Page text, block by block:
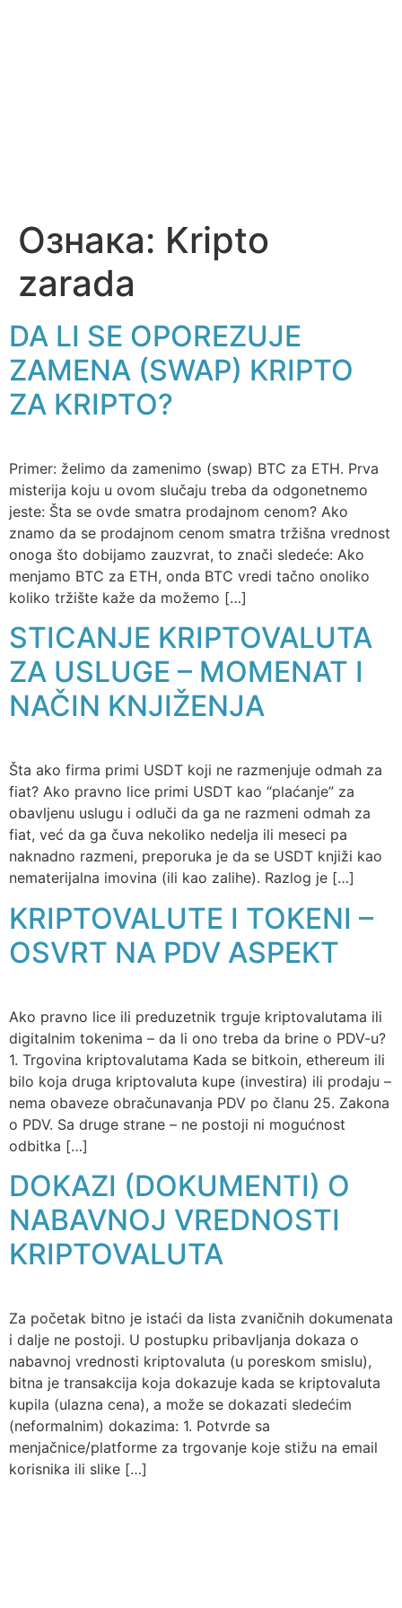
Ознака: Kripto
zarada
DA LI SE OPOREZUJE
ZAMENA (SWAP) KRIPTO
ZA KRIPTO?
Primer: želimo da zamenimo (swap) BTC za ETH. Prva
misterija koju u ovom slučaju treba da odgonetnemo
jeste: Šta se ovde smatra prodajnom cenom? Ako
znamo da se prodajnom cenom smatra tržišna vrednost
onoga što dobijamo zauzvrat, to znači sledeće: Ako
menjamo BTC za ETH, onda BTC vredi tačno onoliko
koliko tržište kaže da možemo […]
STICANJE KRIPTOVALUTA
ZA USLUGE – MOMENAT I
NAČIN KNJIŽENJA
Šta ako firma primi USDT koji ne razmenjuje odmah za
fiat? Ako pravno lice primi USDT kao “plaćanje” za
obavljenu uslugu i odluči da ga ne razmeni odmah za
fiat, već da ga čuva nekoliko nedelja ili meseci pa
naknadno razmeni, preporuka je da se USDT knjiži kao
nematerijalna imovina (ili kao zalihe). Razlog je […]
KRIPTOVALUTE I TOKENI –
OSVRT NA PDV ASPEKT
Ako pravno lice ili preduzetnik trguje kriptovalutama ili
digitalnim tokenima – da li ono treba da brine o PDV-u?
1. Trgovina kriptovalutama Kada se bitkoin, ethereum ili
bilo koja druga kriptovaluta kupe (investira) ili prodaju –
nema obaveze obračunavanja PDV po članu 25. Zakona
o PDV. Sa druge strane – ne postoji ni mogućnost
odbitka […]
DOKAZI (DOKUMENTI) O
NABAVNOJ VREDNOSTI
KRIPTOVALUTA
Za početak bitno je istaći da lista zvaničnih dokumenata
i dalje ne postoji. U postupku pribavljanja dokaza o
nabavnoj vrednosti kriptovaluta (u poreskom smislu),
bitna je transakcija koja dokazuje kada se kriptovaluta
kupila (ulazna cena), a može se dokazati sledećim
(neformalnim) dokazima: 1. Potvrde sa
menjačnice/platforme za trgovanje koje stižu na email
korisnika ili slike […]